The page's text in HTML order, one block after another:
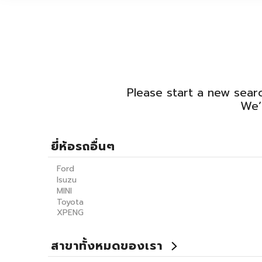
Please start a new
ยี่ห้อรถอื่นๆ
Ford
Isuzu
MINI
Toyota
XPENG
สาขาทั้งหมดของเรา